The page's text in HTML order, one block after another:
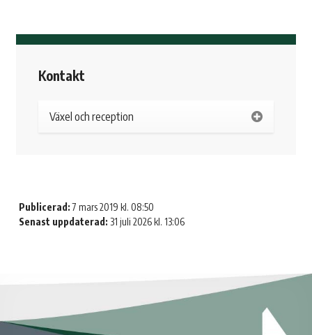
Kontakt
Växel och reception
Publicerad: 7 mars 2019 kl. 08:50
Senast uppdaterad: 31 juli 2026 kl. 13:06